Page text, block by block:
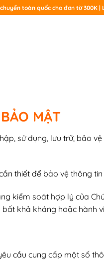
toàn quốc cho đơn từ 300K |
MẬT
sử dụng, lưu trữ, bảo
thiết để bảo vệ thông
kiểm soát hợp lý của
khả kháng hoặc hành
cầu cung cấp một số